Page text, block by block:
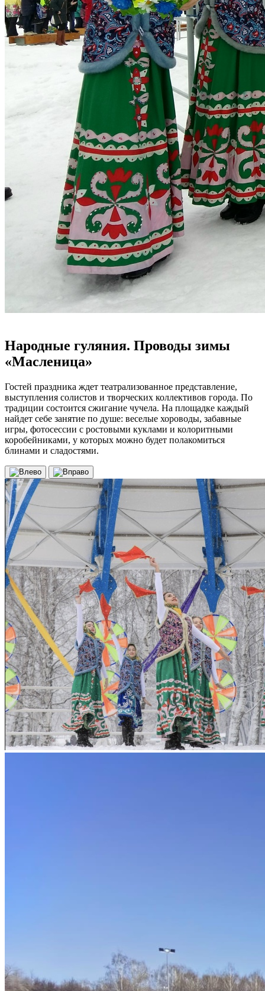
Народные гуляния. Проводы зимы
«Масленица»
Гостей праздника ждет театрализованное представление,
выступления солистов и творческих коллективов города. По
традиции состоится сжигание чучела. На площадке каждый
найдет себе занятие по душе: веселые хороводы, забавные
игры, фотосессии с ростовыми куклами и колоритными
коробейниками, у которых можно будет полакомиться
блинами и сладостями.